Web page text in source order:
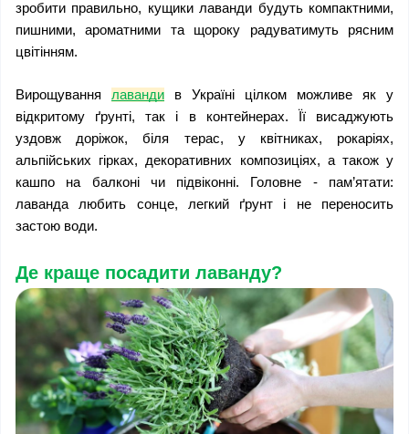
зробити правильно, кущики лаванди будуть компактними,
пишними, ароматними та щороку радуватимуть рясним
цвітінням.
Вирощування лаванди в Україні цілком можливе як у
відкритому ґрунті, так і в контейнерах. Її висаджують
уздовж доріжок, біля терас, у квітниках, рокаріях,
альпійських гірках, декоративних композиціях, а також у
кашпо на балконі чи підвіконні. Головне - пам’ятати:
лаванда любить сонце, легкий ґрунт і не переносить
застою води.
Де краще посадити лаванду?